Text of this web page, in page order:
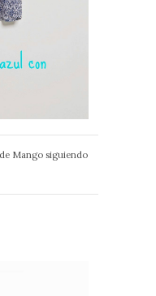
Mango siguiendo